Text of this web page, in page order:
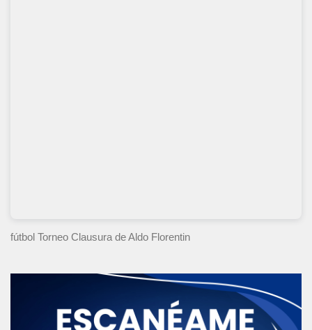
fútbol Torneo Clausura de Aldo Florentin